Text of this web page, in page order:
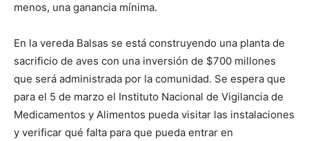
menos, una ganancia mínima.
En la vereda Balsas se está construyendo una planta de
sacrificio de aves con una inversión de $700 millones
que será administrada por la comunidad. Se espera que
para el 5 de marzo el Instituto Nacional de Vigilancia de
Medicamentos y Alimentos pueda visitar las instalaciones
y verificar qué falta para que pueda entrar en